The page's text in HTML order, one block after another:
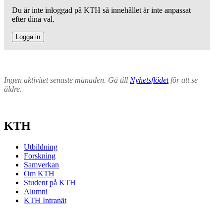
Du är inte inloggad på KTH så innehållet är inte anpassat
efter dina val.
Logga in
Ingen aktivitet senaste månaden. Gå till Nyhetsflödetför att se
äldre.
KTH
Utbildning
Forskning
Samverkan
Om KTH
Student på KTH
Alumni
KTH Intranät